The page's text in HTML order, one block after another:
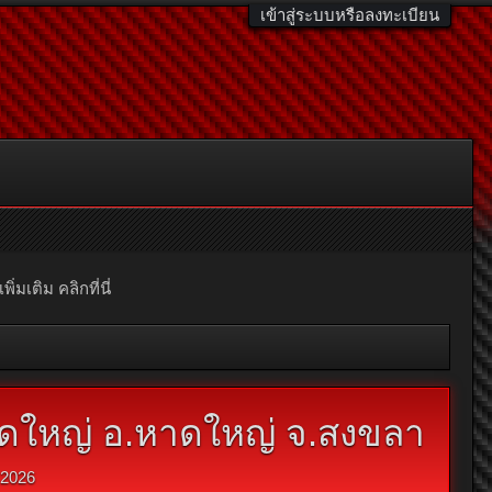
เข้าสู่ระบบหรือลงทะเบียน
พิ่มเติม คลิกที่นี่
หญ่ อ.หาดใหญ่ จ.สงขลา